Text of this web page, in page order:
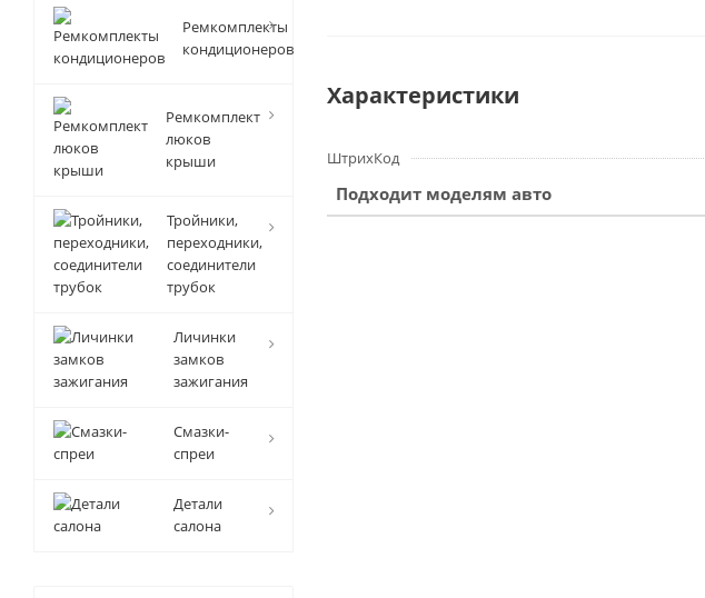
Ремкомплекты
кондиционеров
Ремкомплект
люков
крыши
Тройники,
переходники,
соединители
трубок
Личинки
замков
зажигания
Смазки-
спреи
Детали
салона
Характеристики
ШтрихКод
Подходит моделям авто